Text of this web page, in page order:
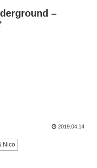
–
2019.04.14
Nico